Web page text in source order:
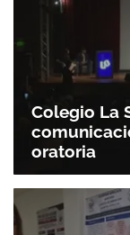
Colegio La
oratoria